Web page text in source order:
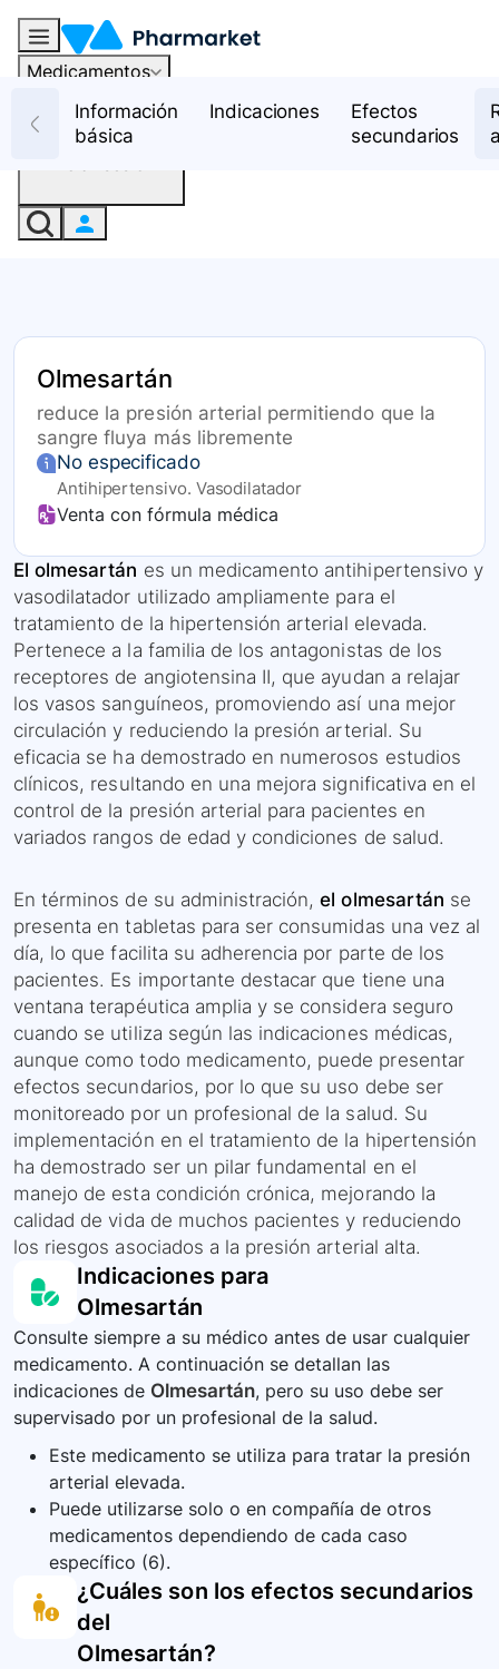
Medicamentos
RecursosInformación
básica
Indicaciones
Efectos
secundarios
Olmesartán
reduce la presión arterial permitiendo que la
sangre fluya más libremente
No especificado
Antihipertensivo. Vasodilatador
Venta con fórmula médica
El olmesartán es un medicamento antihipertensivo y
vasodilatador utilizado ampliamente para el
tratamiento de la hipertensión arterial elevada.
Pertenece a la familia de los antagonistas de los
receptores de angiotensina II, que ayudan a relajar
los vasos sanguíneos, promoviendo así una mejor
circulación y reduciendo la presión arterial. Su
eficacia se ha demostrado en numerosos estudios
clínicos, resultando en una mejora significativa en el
control de la presión arterial para pacientes en
variados rangos de edad y condiciones de salud.
En términos de su administración,el olmesartán se
presenta en tabletas para ser consumidas una vez al
día, lo que facilita su adherencia por parte de los
pacientes. Es importante destacar que tiene una
ventana terapéutica amplia y se considera seguro
cuando se utiliza según las indicaciones médicas,
aunque como todo medicamento, puede presentar
efectos secundarios, por lo que su uso debe ser
monitoreado por un profesional de la salud. Su
implementación en el tratamiento de la hipertensión
ha demostrado ser un pilar fundamental en el
manejo de esta condición crónica, mejorando la
calidad de vida de muchos pacientes y reduciendo
los riesgos asociados a la presión arterial alta.
Indicaciones para
Olmesartán
Consulte siempre a su médico antes de usar cualquier
medicamento. A continuación se detallan las
indicaciones de Olmesartán, pero su uso debe ser
supervisado por un profesional de la salud.
Este medicamento se utiliza para tratar la presión
arterial elevada.
Puede utilizarse solo o en compañía de otros
medicamentos dependiendo de cada caso
específico (6).
¿Cuáles son los efectos secundarios
del
Olmesartán?